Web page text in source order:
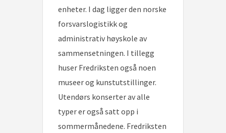
enheter. I dag ligger den norske
forsvarslogistikk og
administrativ høyskole av
sammensetningen. I tillegg
huser Fredriksten også noen
museer og kunstutstillinger.
Utendørs konserter av alle
typer er også satt opp i
sommermånedene. Fredriksten